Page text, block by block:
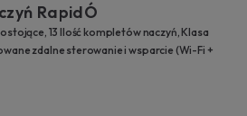
RapidÓ
13 Ilość kompletów naczyń, Klasa
zdalne sterowanie i wsparcie (Wi-Fi +